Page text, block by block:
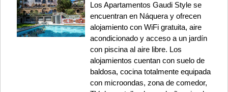
Los Apartamentos Gaudi Style se
encuentran en Náquera y ofrecen
alojamiento con WiFi gratuita, aire
acondicionado y acceso a un jardín
con piscina al aire libre. Los
alojamientos cuentan con suelo de
baldosa, cocina totalmente equipada
con microondas, zona de comedor,